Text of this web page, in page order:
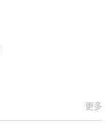
更多